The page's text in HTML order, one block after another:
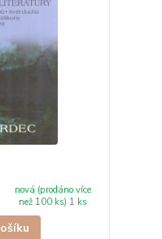
nová (prodáno více
než 100 ks) 1 ks